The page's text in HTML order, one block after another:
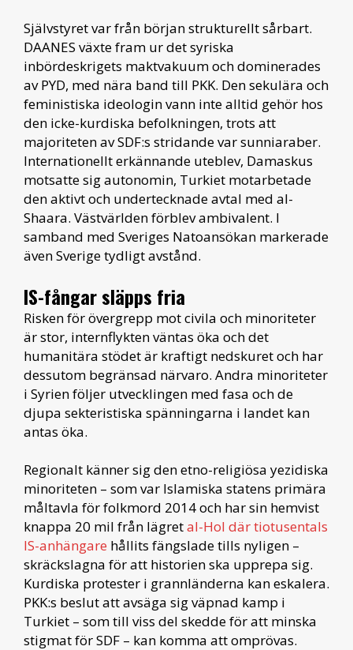
Självstyret var från början strukturellt sårbart.
DAANES växte fram ur det syriska
inbördeskrigets maktvakuum och dominerades
av PYD, med nära band till PKK. Den sekulära och
feministiska ideologin vann inte alltid gehör hos
den icke-kurdiska befolkningen, trots att
majoriteten av SDF:s stridande var sunniaraber.
Internationellt erkännande uteblev, Damaskus
motsatte sig autonomin, Turkiet motarbetade
den aktivt och undertecknade avtal med al-
Shaara. Västvärlden förblev ambivalent. I
samband med Sveriges Natoansökan markerade
även Sverige tydligt avstånd.
IS-fångar släpps fria
Risken för övergrepp mot civila och minoriteter
är stor, internflykten väntas öka och det
humanitära stödet är kraftigt nedskuret och har
dessutom begränsad närvaro. Andra minoriteter
i Syrien följer utvecklingen med fasa och de
djupa sekteristiska spänningarna i landet kan
antas öka.
Regionalt känner sig den etno-religiösa yezidiska
minoriteten – som var Islamiska statens primära
måltavla för folkmord 2014 och har sin hemvist
knappa 20 mil från lägretal-Hol där tiotusentals
IS-anhängare hållits fängslade tills nyligen –
skräckslagna för att historien ska upprepa sig.
Kurdiska protester i grannländerna kan eskalera.
PKK:s beslut att avsäga sig väpnad kamp i
Turkiet – som till viss del skedde för att minska
stigmat för SDF – kan komma att omprövas.